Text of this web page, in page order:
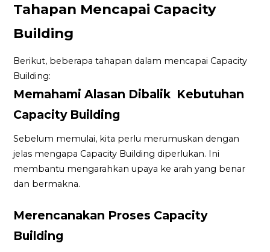
Tahapan Mencapai Capacity
Building
Berikut, beberapa tahapan dalam mencapai Capacity
Building:
Memahami Alasan Dibalik Kebutuhan
Capacity Building
Sebelum memulai, kita perlu merumuskan dengan
jelas mengapa Capacity Building diperlukan. Ini
membantu mengarahkan upaya ke arah yang benar
dan bermakna.
Merencanakan Proses Capacity
Building